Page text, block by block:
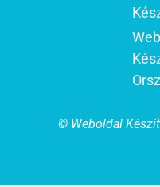
© Weboldal